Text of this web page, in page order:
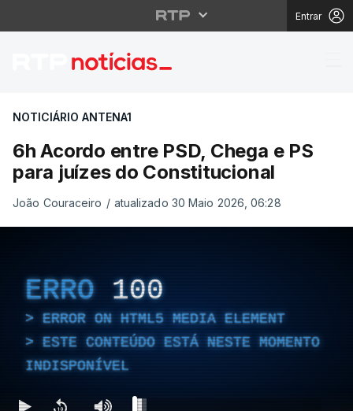
Entrar
6h Acordo entre PSD,
NOTICIÁRIO ANTENA1
6h Acordo entre PSD, Chega e PS
para juízes do Constitucional
João Couraceiro / atualizado 30 Maio 2026, 06:28
ERRO 100
ERROR ON HTML5 MEDIA ELEMENT
ESTE CONTEÚDO ESTÁ NESTE MOMENTO
INDISPONÍVEL